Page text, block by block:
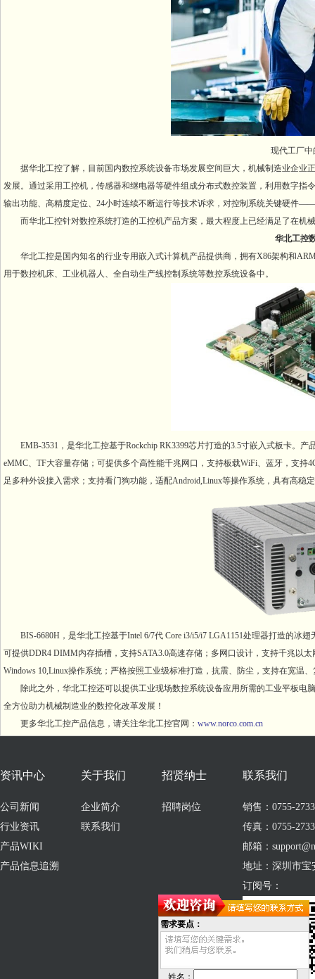
现代工厂
据华北工控了解，目前国内数控系统设备市场发展空间巨大，机械制造业企
发展。通过采用工控机，传感器和继电器等硬件组成分布式数控装置，利用数字
输出功能、高精度定位、24小时连续不断运行等技术诉求，对控制系统关键硬件
而华北工控针对数控系统打造的工控机产品方案，最大程度上已经满足了在
华北工控
华北工控是国内知名的行业专用嵌入式计算机产品提供商，拥有X86架构和
用于数控机床、工业机器人、全自动生产线控制系统等数控系统设备中。
EMB-3531，是华北工控基于Rockchip RK3399芯片打造的3.5寸嵌入式板卡。
eMMC、TF大容量存储；可提供多个高性能千兆网口，支持板载WiFi、蓝牙，支
足多种外设接入需求；支持看门狗功能，适配Android,Linux等操作系统，具有高稳
BIS-6680H，是华北工控基于Intel 6/7代 Core i3/i5/i7 LGA1151处理器打造的
可提供DDR4 DIMM内存插槽，支持SATA3.0高速存储；多网口设计，支持千兆以
Windows 10,Linux操作系统；严格按照工业级标准打造，抗震、防尘，支持在宽温
除此之外，华北工控还可以提供工业现场数控系统设备应用所需的工业平板
全方位助力机械制造业的数控化改革发展！
更多华北工控产品信息，请关注华北工控官网： www.norco.com.cn
资讯中心
公司新闻
行业资讯
产品WIKI
产品信息追溯
关于我们
企业简介
联系我们
招贤纳士
招聘岗位
联系我们
销售：0755-
传真：0755-
邮箱：
地址：深圳市宝
订阅号：